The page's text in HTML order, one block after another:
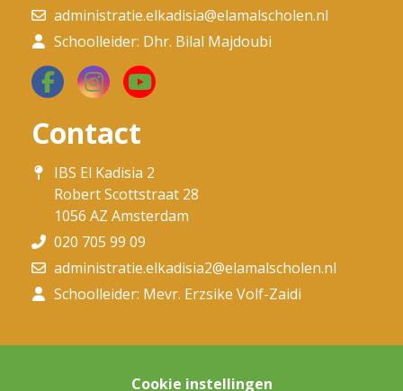
administratie.elkadisia@elamalscholen.nl
Schoolleider: Dhr. Bilal Majdoubi
Contact
IBS El Kadisia 2
Robert Scottstraat 28
1056 AZ Amsterdam
020 705 99 09
administratie.elkadisia2@elamalscholen.nl
Schoolleider: Mevr. Erzsike Volf-Zaidi
Cookie instellingen